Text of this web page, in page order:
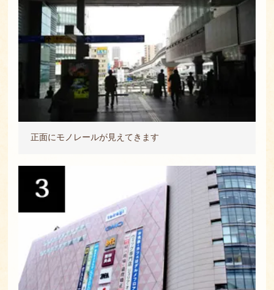
正面にモノレールが見えてきます